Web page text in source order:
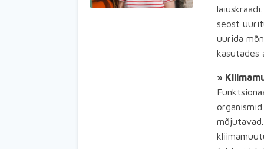
seost
uurida
kasutades
»